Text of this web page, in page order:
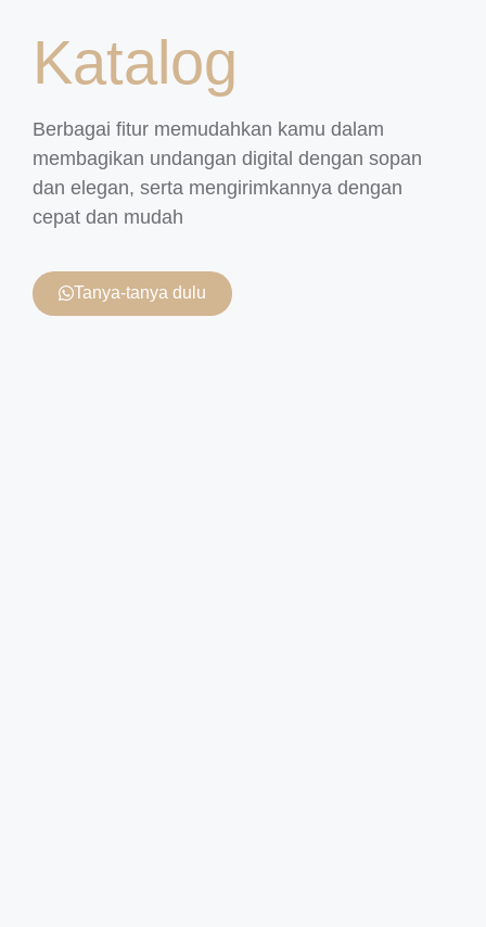
Katalog
Berbagai fitur memudahkan kamu dalam
membagikan undangan digital dengan sopan
dan elegan, serta mengirimkannya dengan
cepat dan mudah
Tanya-tanya dulu